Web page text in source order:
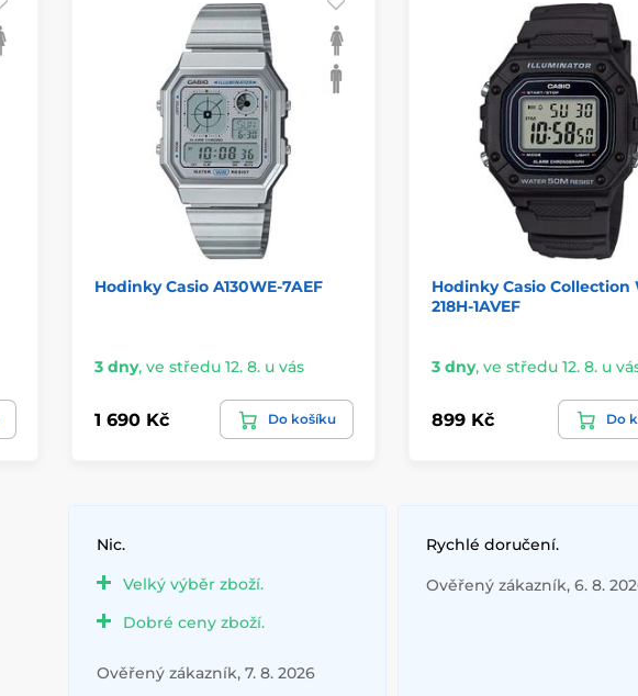
Hodinky Casio A130WE-7AEF
3 dny, ve středu 12. 8. u vás
1 690 Kč Do košíku
Hodinky Casio Collection
218H-1AVEF
3 dny, ve středu 12. 8. u
899 Kč Do
Nic.
Velký výběr zboží.
Dobré ceny zboží.
Ověřený zákazník, 7. 8. 2026
Rychlé doručení.
Ověřený zákazník, 6. 8.